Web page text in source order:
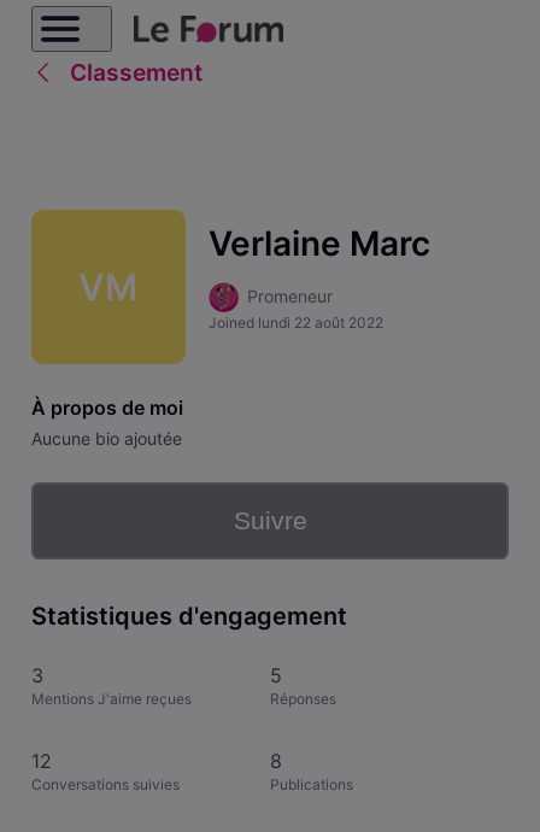
Classement
VM
Verlaine Marc
Promeneur
Joined lundi 22 août 2022
À propos de moi
Aucune bio ajoutée
Suivre
Statistiques d'engagement
3
Mentions J'aime reçues
5
Réponses
12
Conversations suivies
8
Publications